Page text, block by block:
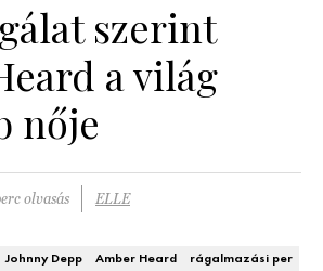
szerint
a világ
nője
olvasás ELLE
Johnny Depp Amber Heard rágalmazási per